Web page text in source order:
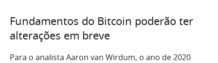
Fundamentos do Bitcoin poderão ter
alterações em breve
Para o analista Aaron van Wirdum, o ano de 2020